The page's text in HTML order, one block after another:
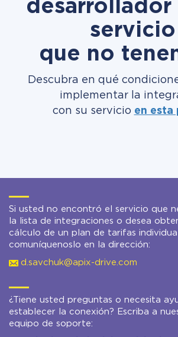
desarrollador
servicio
que no
Descubra en qué
implementar la
con su servicio en esta
Si usted no encontró el servicio que
la lista de integraciones o desea
cálculo de un plan de tarifas individual,
comuníquenoslo en la dirección:
d.savchuk@apix-drive.com
¿Tiene usted preguntas o necesita
establecer la conexión? Escriba a
equipo de soporte: